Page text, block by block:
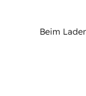
Beim